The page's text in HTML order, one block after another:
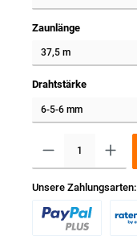
Zaunlänge
Drahtstärke
Unsere Zahlungsarten: